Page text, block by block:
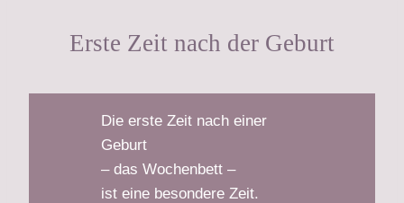
Erste Zeit nach der Geburt
Die erste Zeit nach einer
Geburt
– das Wochenbett –
ist eine besondere Zeit.